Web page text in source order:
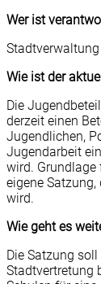
Wer ist
Wie ist der
Die
derzeit einen
Jugendlichen,
Jugendarbeit
wird. Grundlage
eigene
wird.
Wie geht es
Die Satzung
Stadtvertretung